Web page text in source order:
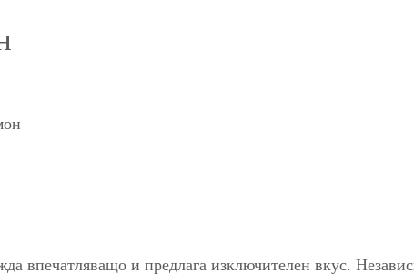
впечатляващо и предлага изключителен вкус.